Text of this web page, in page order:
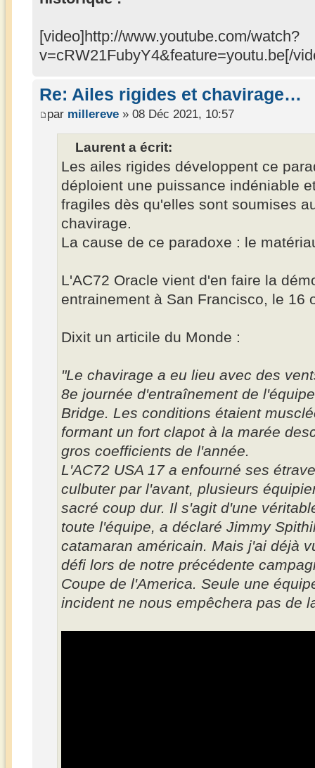
[video]http://www.youtube.com/watch?
v=cRW21FubyY4&feature=youtu.be[/
Re: Ailes rigides et chavirage…
par millereve » 08 Déc 2021, 10:57
Laurent a écrit:
Les ailes rigides développent ce
déploient une puissance indéniable
fragiles dès qu'elles sont soumises
chavirage.
La cause de ce paradoxe : le
L'AC72 Oracle vient d'en faire la
entrainement à San Francisco, le 16
Dixit un articile du Monde :
"Le chavirage a eu lieu avec des
8e journée d'entraînement de
Bridge. Les conditions étaient
formant un fort clapot à la marée
gros coefficients de l'année.
L'AC72 USA 17 a enfourné ses
culbuter par l'avant, plusieurs
sacré coup dur. Il s'agit d'une
toute l'équipe, a déclaré Jimmy
catamaran américain. Mais j'ai déjà
défi lors de notre précédente
Coupe de l'America. Seule une
incident ne nous empêchera pas de